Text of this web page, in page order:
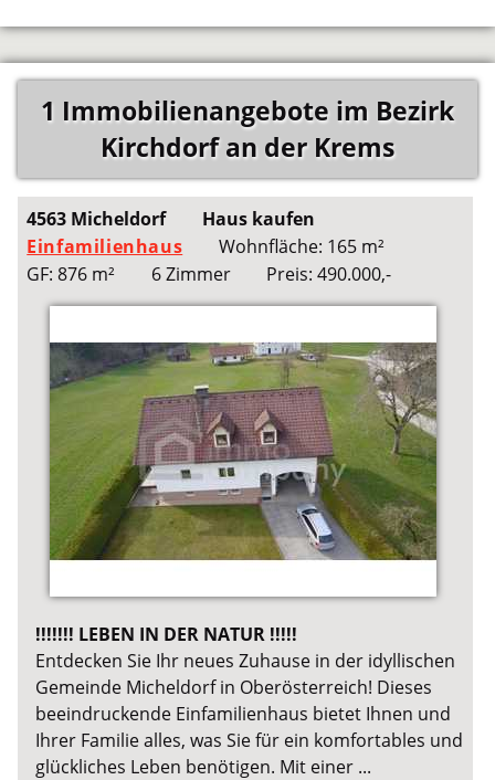
1 Immobilienangebote im Bezirk
Kirchdorf an der Krems
4563 Micheldorf
Haus kaufen
Einfamilienhaus
Wohnfläche: 165 m²
GF: 876 m²
6 Zimmer Preis: 490.000,-
!!!!!!! LEBEN IN DER NATUR !!!!!
Entdecken Sie Ihr neues Zuhause in der idyllischen
Gemeinde Micheldorf in Oberösterreich! Dieses
beeindruckende Einfamilienhaus bietet Ihnen und
Ihrer Familie alles, was Sie für ein komfortables und
glückliches Leben benötigen. Mit einer ...